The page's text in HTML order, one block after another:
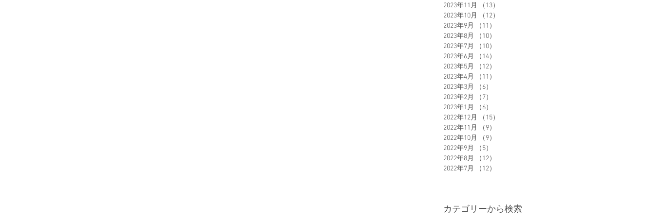
2023年11月
（13）
2023年10月
（12）
2023年9月
（11）
2023年8月
（10）
2023年7月
（10）
2023年6月
（14）
2023年5月
（12）
2023年4月
（11）
2023年3月
（6）
2023年2月
（7）
2023年1月
（6）
2022年12月
（15）
2022年11月
（9）
2022年10月
（9）
2022年9月
（5）
2022年8月
（12）
2022年7月
（12）
カテゴリーから検索